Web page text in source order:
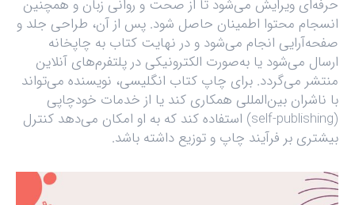
حرفه‌ای ویرایش می‌شود تا از صحت و روانی زبان و همچنین
انسجام محتوا اطمینان حاصل شود. پس از آن، طراحی جلد و
صفحه‌آرایی انجام می‌شود و در نهایت کتاب به چاپخانه
ارسال می‌شود یا به‌صورت الکترونیکی در پلتفرم‌های آنلاین
منتشر می‌گردد. برای چاپ کتاب انگلیسی، نویسنده می‌تواند
با ناشران بین‌المللی همکاری کند یا از خدمات خودچاپی
(self-publishing) استفاده کند که به او امکان می‌دهد کنترل
بیشتری بر فرآیند چاپ و توزیع داشته باشد.